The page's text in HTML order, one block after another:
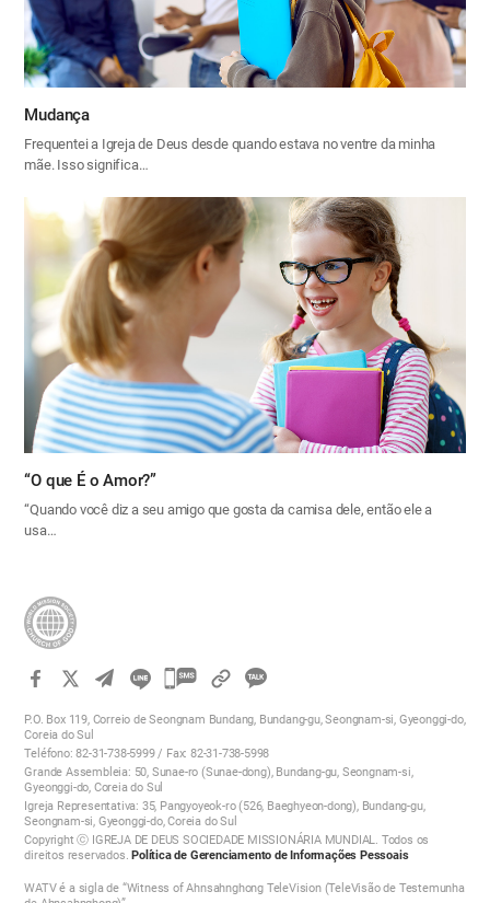
Mudança
Frequentei a Igreja de Deus desde quando estava no ventre da minha
mãe. Isso significa…
“O que É o Amor?”
“Quando você diz a seu amigo que gosta da camisa dele, então ele a
usa…
카
오
톡
공
유
하
기
P.O. Box 119, Correio de Seongnam Bundang, Bundang-gu, Seongnam-si, Gyeonggi-do,
Coreia do Sul
Teléfono: 82-31-738-5999 / Fax: 82-31-738-5998
Grande Assembleia: 50, Sunae-ro (Sunae-dong), Bundang-gu, Seongnam-si,
Gyeonggi-do, Coreia do Sul
Igreja Representativa: 35, Pangyoyeok-ro (526, Baeghyeon-dong), Bundang-gu,
Seongnam-si, Gyeonggi-do, Coreia do Sul
Copyright ⓒ IGREJA DE DEUS SOCIEDADE MISSIONÁRIA MUNDIAL. Todos os
direitos reservados.Política de Gerenciamento de Informações Pessoais
WATV é a sigla de “Witness of Ahnsahnghong TeleVision (TeleVisão de Testemunha